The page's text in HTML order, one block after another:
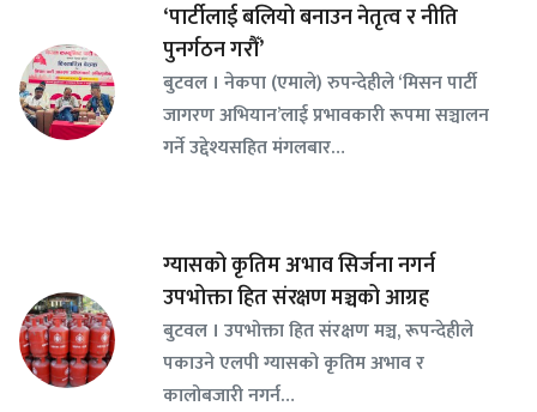
‘पार्टीलाई बलियो बनाउन नेतृत्व र नीति
पुनर्गठन गरौँ’
बुटवल । नेकपा (एमाले) रुपन्देहीले ‘मिसन पार्टी
जागरण अभियान’लाई प्रभावकारी रूपमा सञ्चालन
गर्ने उद्देश्यसहित मंगलबार…
ग्यासको कृतिम अभाव सिर्जना नगर्न
उपभोक्ता हित संरक्षण मञ्चको आग्रह
बुटवल । उपभोक्ता हित संरक्षण मञ्च, रूपन्देहीले
पकाउने एलपी ग्यासको कृतिम अभाव र
कालोबजारी नगर्न…